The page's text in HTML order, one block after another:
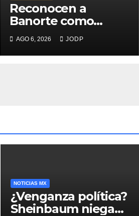
Reconocen a
Banorte como
Mejor Banco para
PyMEs; supera 14%
del mercado
AGO 6, 2026 JODP
NOTICIAS MX
¿Venganza política?
Sheinbaum niega